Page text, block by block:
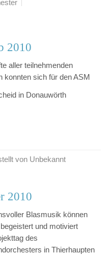
2010
aller teilnehmenden
konnten sich für den ASM
in Donauwörth
von Unbekannt
2010
Blasmusik können
und motiviert
des
in Thierhaupten